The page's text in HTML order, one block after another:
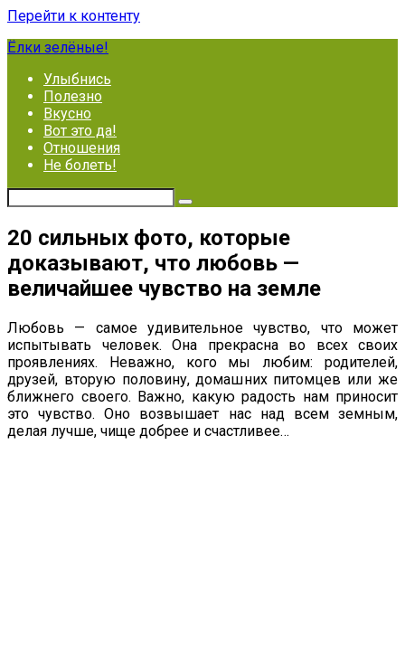
Перейти к контенту
Ёлки зелёные!
Улыбнись
Полезно
Вкусно
Вот это да!
Отношения
Не болеть!
20 сильных фото, которые
доказывают, что любовь —
величайшее чувство на земле
Любовь — самое удивительное чувство, что может
испытывать человек. Она прекрасна во всех своих
проявлениях. Неважно, кого мы любим: родителей,
друзей, вторую половину, домашних питомцев или же
ближнего своего. Важно, какую радость нам приносит
это чувство. Оно возвышает нас над всем земным,
делая лучше, чище добрее и счастливее…